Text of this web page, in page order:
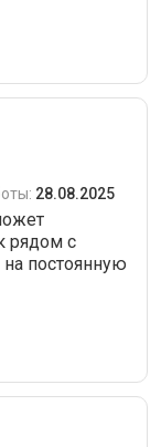
28.08.2025
рядом с
постоянную